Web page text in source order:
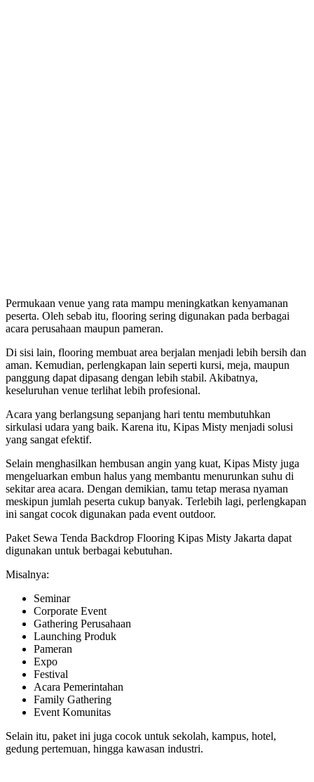
Permukaan venue yang rata mampu meningkatkan kenyamanan
peserta. Oleh sebab itu, flooring sering digunakan pada berbagai
acara perusahaan maupun pameran.
Di sisi lain, flooring membuat area berjalan menjadi lebih bersih dan
aman. Kemudian, perlengkapan lain seperti kursi, meja, maupun
panggung dapat dipasang dengan lebih stabil. Akibatnya,
keseluruhan venue terlihat lebih profesional.
Acara yang berlangsung sepanjang hari tentu membutuhkan
sirkulasi udara yang baik. Karena itu, Kipas Misty menjadi solusi
yang sangat efektif.
Selain menghasilkan hembusan angin yang kuat, Kipas Misty juga
mengeluarkan embun halus yang membantu menurunkan suhu di
sekitar area acara. Dengan demikian, tamu tetap merasa nyaman
meskipun jumlah peserta cukup banyak. Terlebih lagi, perlengkapan
ini sangat cocok digunakan pada event outdoor.
Paket Sewa Tenda Backdrop Flooring Kipas Misty Jakarta dapat
digunakan untuk berbagai kebutuhan.
Misalnya:
Seminar
Corporate Event
Gathering Perusahaan
Launching Produk
Pameran
Expo
Festival
Acara Pemerintahan
Family Gathering
Event Komunitas
Selain itu, paket ini juga cocok untuk sekolah, kampus, hotel,
gedung pertemuan, hingga kawasan industri.